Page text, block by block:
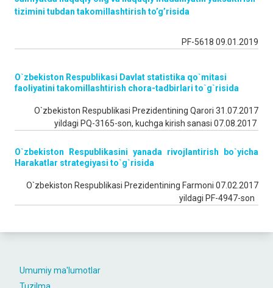
Umumiy ma'lumotlar
tizimini tubdan takomillashtirish to’g’risida
PF-5618 09.01.2019
O`zbekiston Respublikasi Davlat statistika qo`mitasi
faoliyatini takomillashtirish chora-tadbirlari to`g`risida
O`zbekiston Respublikasi Prezidentining Qarori 31.07.2017
yildagi PQ-3165-son, kuchga kirish sanasi 07.08.2017
O`zbekiston Respublikasini yanada rivojlantirish bo`yicha
Harakatlar strategiyasi to`g`risida
O`zbekiston Respublikasi Prezidentining Farmoni 07.02.2017
yildagi PF-4947-son